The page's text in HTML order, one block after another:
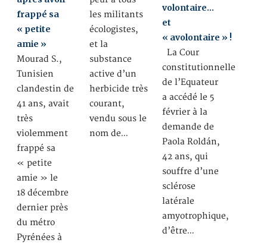
frappé sa
« petite
amie »
Mourad S.,
Tunisien
clandestin de
41 ans, avait
très
violemment
frappé sa
« petite
amie » le
18 décembre
dernier près
du métro
Pyrénées à
les militants
écologistes,
et la
substance
active d’un
herbicide très
courant,
vendu sous le
nom de…
volontaire…
et
« avolontaire » !
La Cour
constitutionnelle
de l’Equateur
a accédé le 5
février à la
demande de
Paola Roldán,
42 ans, qui
souffre d’une
sclérose
latérale
amyotrophique,
d’être…